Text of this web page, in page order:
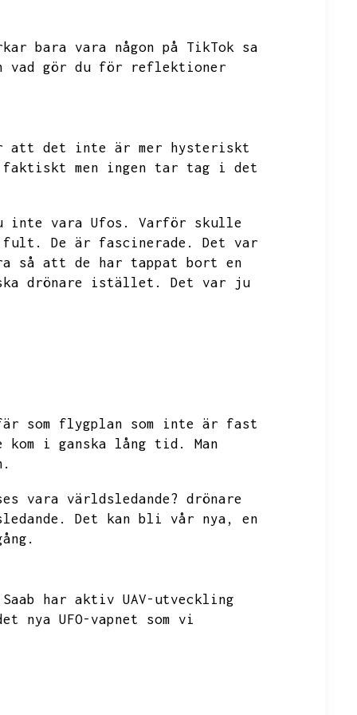
bara vara någon på TikTok sa
vad gör du för reflektioner
att det inte är mer hysteriskt
men ingen tar tag i det
inte vara Ufos.
Varför skulle
fult.
De är fascinerade.
Det var
så att de har tappat bort en
drönare istället.
Det var ju
som flygplan som inte är fast
kom i ganska lång tid.
Man
vara världsledande? drönare
Det kan bli vår nya,
en
har aktiv UAV-utveckling
nya UFO-vapnet som vi